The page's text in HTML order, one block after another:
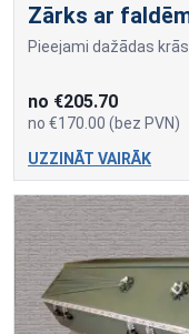
Zārks ar
no €205.70
no €170.00 (bez PVN)
UZZINĀT VAIRĀK